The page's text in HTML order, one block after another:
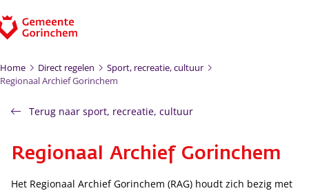
Home Direct regelen
Sport, recreatie, cultuur
Regionaal Archief Gorinchem
Terug naar sport, recreatie, cultuur
Regionaal Archief Gorinchem
Het Regionaal Archief Gorinchem (RAG) houdt zich bezig met